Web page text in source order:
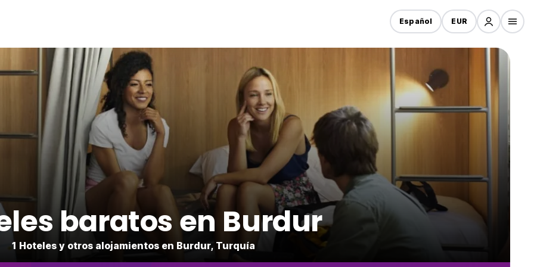
Español EUR
baratos en Burdur
1 Hoteles y otros alojamientos en Burdur, Turquía